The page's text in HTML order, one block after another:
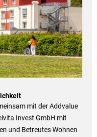
mit der Addvalue
Invest GmbH mit
und Betreutes Wohnen